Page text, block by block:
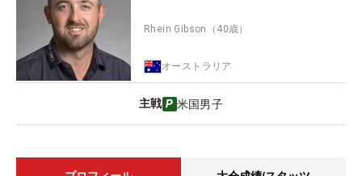
Rhein Gibson （40歳）
オーストラリア
主戦 米国男子